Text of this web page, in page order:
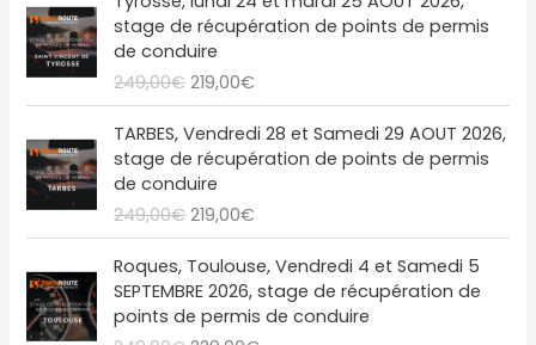
i
n
i
t
i
a
l
é
t
a
i
t
a
c
e
l
e
:
2
1
stage de récupération de points de permis
de conduire
249,00€
e
p
r
i
i
n
i
t
i
a
l
é
219,00€
e
p
a
c
e
l
e
s
TARBES, Vendredi 28 et Samedi 29 AOUT 2026,
stage de récupération de points de permis
de conduire
249,00€
e
p
r
i
x
i
n
i
219,00€
L
e
p
x
a
c
t
Roques, Toulouse, Vendredi 4 et Samedi 5
SEPTEMBRE 2026, stage de récupération de
points de permis de conduire
e
p
r
e
p
r